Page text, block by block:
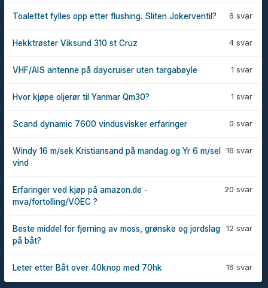
6 svar
Toalettet fylles opp etter flushing. Sliten Jokerventil?
4 svar
Hekktrøster Viksund 310 st Cruz
1 svar
VHF/AIS antenne på daycruiser uten targabøyle
1 svar
Hvor kjøpe oljerør til Yanmar Qm30?
0 svar
Scand dynamic 7600 vindusvisker erfaringer
16 svar
Windy 16 m/sek Kristiansand på mandag og Yr 6 m/sel
vind
20 svar
Erfaringer ved kjøp på amazon.de -
mva/fortolling/VOEC ?
12 svar
Beste middel for fjerning av moss, grønske og jordslag
på båt?
16 svar
Leter etter Båt over 40knop med 70hk